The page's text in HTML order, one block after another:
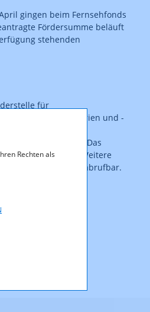
Rechten als
gingen beim Fernsehfonds
Fördersumme beläuft
stehenden
für
Fernsehfilmen, -serien und -
von
in Österreich. Das
13,5 Mio. Euro. Weitere
abrufbar.